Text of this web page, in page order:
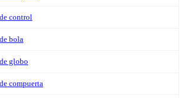
control
bola
globo
compuerta